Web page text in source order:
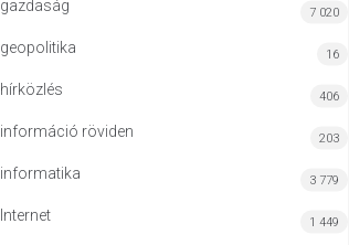
gazdaság 7 020
geopolitika 16
hírközlés 406
információ röviden 203
informatika 3 779
Internet 1 449